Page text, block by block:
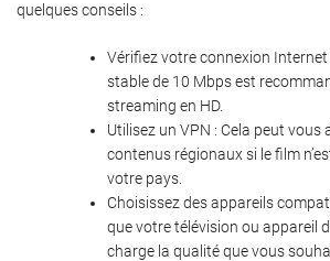
quelques conseils :
Vérifiez votre connexion Internet
stable de 10 Mbps est
streaming en HD.
Utilisez un VPN : Cela peut vous
contenus régionaux si le film
votre pays.
Choisissez des appareils
que votre télévision ou appareil
charge la qualité que vous